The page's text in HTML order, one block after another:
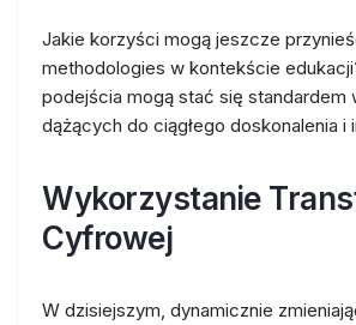
Jakie korzyści mogą jeszcze
methodologies w kontekście
podejścia mogą stać się standardem
dążących do ciągłego doskonalenia i
Wykorzystanie
Cyfrowej
W dzisiejszym, dynamicznie